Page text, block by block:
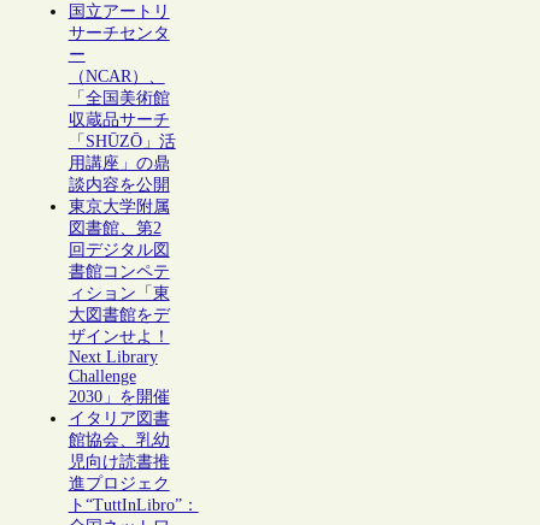
国立アートリ
サーチセンタ
ー
（NCAR）、
「全国美術館
収蔵品サーチ
「SHŪZŌ」活
用講座」の鼎
談内容を公開
東京大学附属
図書館、第2
回デジタル図
書館コンペテ
ィション「東
大図書館をデ
ザインせよ！
Next Library
Challenge
2030」を開催
イタリア図書
館協会、乳幼
児向け読書推
進プロジェク
ト“TuttInLibro”：